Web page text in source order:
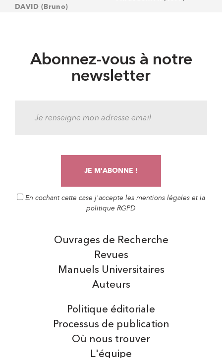
DAVID (Bruno)
Abonnez-vous à notre
newsletter
En cochant cette case j'accepte les mentions légales et la
politique RGPD
Auteurs
Manuels Universitaires
Ouvrages de Recherche
Revues
Politique éditoriale
Processus de publication
Où nous trouver
L'équipe